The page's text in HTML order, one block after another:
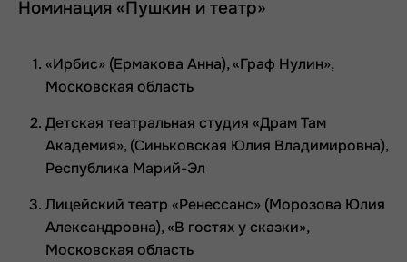
Номинация «Пушкин и театр»
«Ирбис» (Ермакова Анна), «Граф Нулин»,
Московская область
Детская театральная студия «Драм Там
Академия», (Синьковская Юлия Владимировна),
Республика Марий-Эл
Лицейский театр «Ренессанс» (Морозова Юлия
Александровна), «В гостях у сказки»,
Московская область